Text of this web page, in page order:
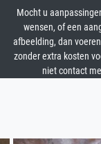
Mocht u
wensen, of een
afbeelding, dan
zonder extra kosten
niet contact